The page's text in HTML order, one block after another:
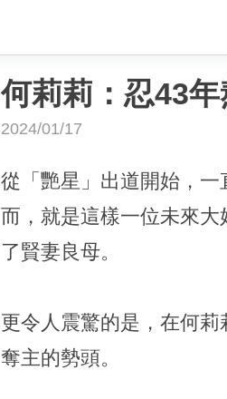
何莉莉：忍43
2024/01/17
從「艷星」出道開始，
而，就是這樣一位未來
了賢妻良母。
更令人震驚的是，在何
奪主的勢頭。